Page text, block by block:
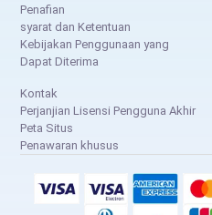
Penafian
syarat dan Ketentuan
Kebijakan Penggunaan yang
Dapat Diterima
Kontak
Perjanjian Lisensi Pengguna Akhir
Peta Situs
Penawaran khusus